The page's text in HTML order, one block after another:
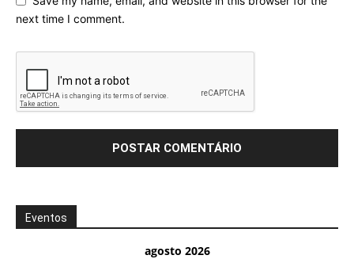
next time I comment.
Eventos
agosto 2026